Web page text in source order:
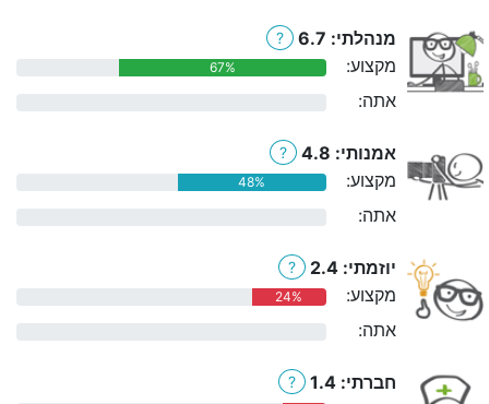
מנהלתי: 6.7 ?
מקצוע: 67%
אתה:
אמנותי: 4.8 ?
מקצוע: 48%
אתה:
יוזמתי: 2.4 ?
מקצוע: 24%
אתה:
חברתי: 1.4 ?